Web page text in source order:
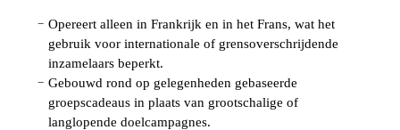
− Opereert alleen in Frankrijk en in het Frans, wat het
gebruik voor internationale of grensoverschrijdende
inzamelaars beperkt.
− Gebouwd rond op gelegenheden gebaseerde
groepscadeaus in plaats van grootschalige of
langlopende doelcampagnes.